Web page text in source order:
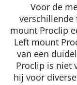
Voor de
verschillende
mount Proclip
Left mount
van een
Proclip is niet
hij voor